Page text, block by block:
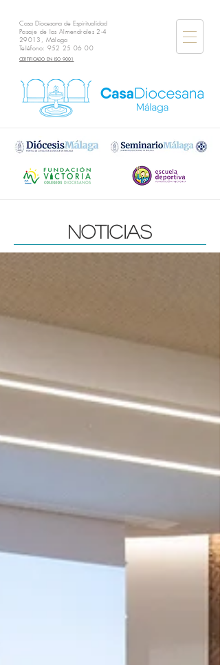
Casa Diocesana de Espiritualidad
Pasaje de los Almendrales 2-4
29013, Málaga
Teléfono: 952 25 06 00
CERTIFICADO EN ISO 9001
noticias